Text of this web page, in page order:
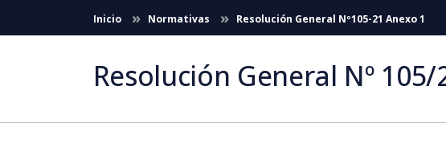
Saltar al contenido principal
Inicio Normativas Resolución General Nº105-21 Anexo 1
Resolución General Nº 105/